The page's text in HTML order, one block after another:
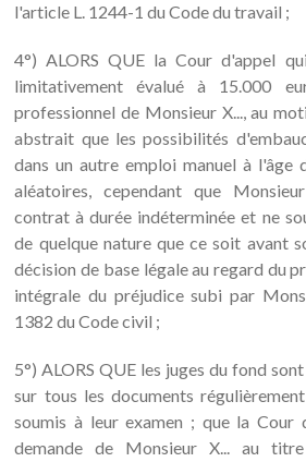
l'article L. 1244-1 du Code du travail ;
4°) ALORS QUE la Cour d'appel
limitativement évalué à 15.000
professionnel de Monsieur X..., au
abstrait que les possibilités
dans un autre emploi manuel à l'âge
aléatoires, cependant que
contrat à durée indéterminée et ne
de quelque nature que ce soit avant
décision de base légale au regard du
intégrale du préjudice subi par
1382 du Code civil ;
5°) ALORS QUE les juges du fond
sur tous les documents
soumis à leur examen ; que la Cour
demande de Monsieur X... au